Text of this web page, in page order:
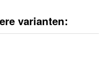
varianten: